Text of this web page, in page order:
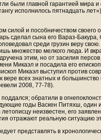
были главной гарантией мира и
исполнилось пятнадцать
силой и пособничеством
сделал сына его Вараз-
среди грузин веру
множество мелкого люда. И
этим, но от засилия
Микаэл и посадила его
Микаэл выступил против
вере всех знатных и
2008, 77-78).
обратили в
годы Васкен Питяхш, один
летописцу неизвестен, его
отражают реальную ситуацию
представлять в